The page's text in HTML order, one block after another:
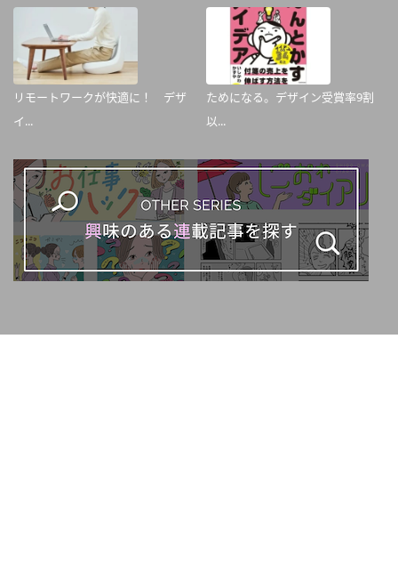
リモートワークが快適に！ デザ
イ...
ためになる。デザイン受賞率9割
以...